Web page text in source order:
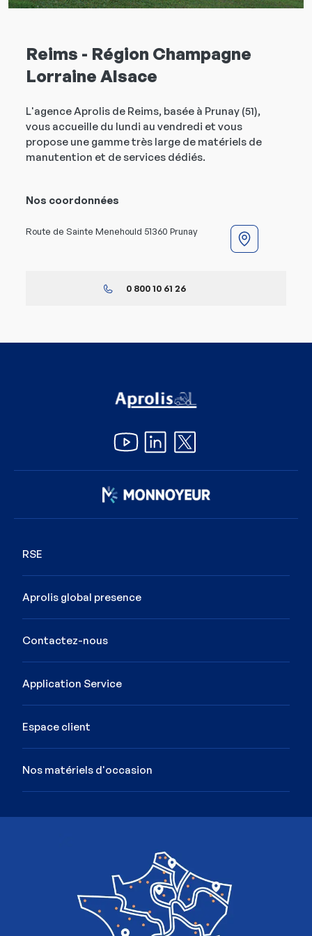
Reims - Région Champagne
Lorraine Alsace
L'agence Aprolis de Reims, basée à Prunay (51),
vous accueille du lundi au vendredi et vous
propose une gamme très large de matériels de
manutention et de services dédiés.
Nos coordonnées
Route de Sainte Menehould 51360 Prunay
0 800 10 61 26
RSE
Aprolis global presence
Contactez-nous
Application Service
Espace client
Nos matériels d'occasion